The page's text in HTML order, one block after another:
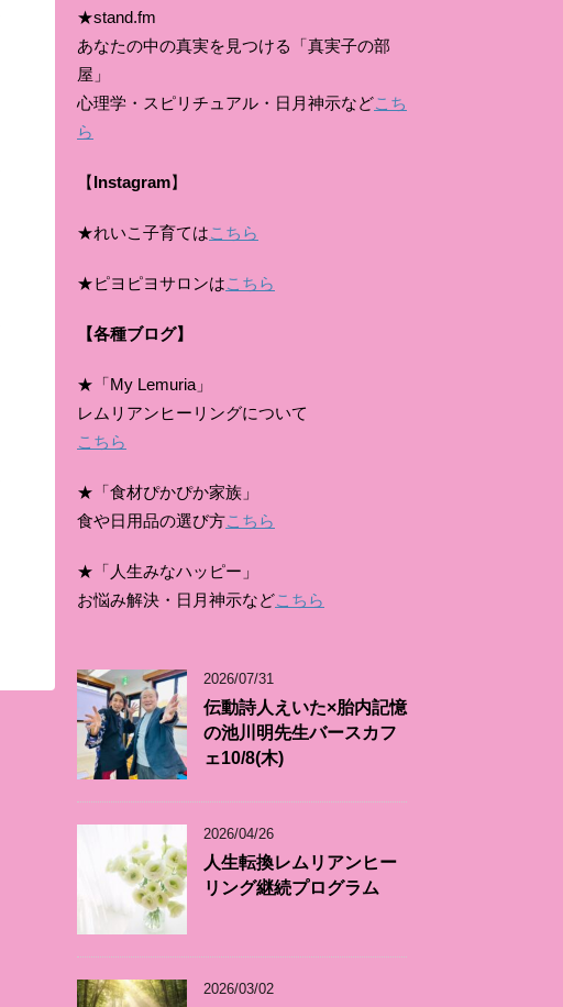
★stand.fm
あなたの中の真実を見つける「真実子の部
屋」
心理学・スピリチュアル・日月神示などこち
ら
【Instagram】
★れいこ子育てはこちら
★ピヨピヨサロンはこちら
【各種ブログ】
★「My Lemuria」
レムリアンヒーリングについて
こちら
★「食材ぴかぴか家族」
食や日用品の選び方こちら
★「人生みなハッピー」
お悩み解決・日月神示などこちら
2026/07/31
伝動詩人えいた×胎内記憶
の池川明先生バースカフ
ェ10/8(木)
2026/04/26
人生転換レムリアンヒー
リング継続プログラム
2026/03/02